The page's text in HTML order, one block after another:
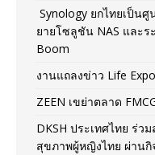
Synology ยกไทยเป็น
ยายโซลูชัน NAS และ
Boom
งานแถลงข่าว Life
ZEEN เขย่าตลาด
DKSH ประเทศไทย ร่ว
สุขภาพผู้หญิงไทย ผ่านกิ